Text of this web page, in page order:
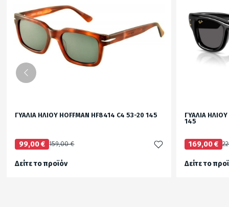
ΓΥΑΛΙΑ ΗΛΙΟΥ HOFFMAN HF8414 C4 53-20 145
99,00 € 159,00 €
Δείτε το προϊόν
ΓΥΑΛΙΑ
145
169,00 €
Δείτε το